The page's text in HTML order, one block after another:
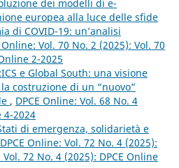
dei modelli di e-
europea alla luce delle sfide
di COVID-19: un’analisi
Online: Vol. 70 No. 2 (2025): Vol. 70
2-2025
e Global South: una visione
costruzione di un “nuovo”
, DPCE Online: Vol. 68 No. 4
4-2024
di emergenza, solidarietà e
DPCE Online: Vol. 72 No. 4 (2025):
72 No. 4 (2025): DPCE Online